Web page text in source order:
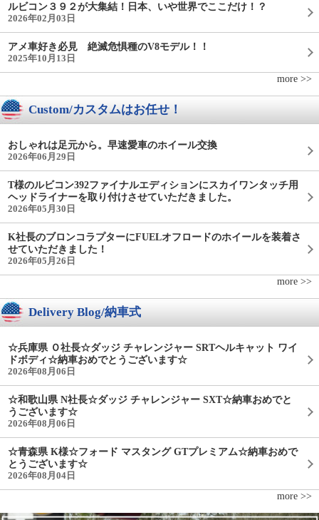
ルビコン３９２が大集結！日本、いや世界でここだけ！？
2026年02月03日
アメ車好き必見 絶滅危惧種のV8モデル！！
2025年10月13日
more >>
Custom/カスタムはお任せ！
おしゃれは足元から。早速愛車のホイール交換
2026年06月29日
T様のルビコン392ファイナルエディションにスカイワンタッチ用
ヘッドライナーを取り付けさせていただきました。
2026年05月30日
K社長のブロンコラプターにFUELオフロードのホイールを装着さ
せていただきました！
2026年05月26日
more >>
Delivery Blog/納車式
☆兵庫県 Ｏ社長☆ダッジ チャレンジャー SRTヘルキャット ワイ
ドボディ☆納車おめでとうございます☆
2026年08月06日
☆和歌山県 N社長☆ダッジ チャレンジャー SXT☆納車おめでと
うございます☆
2026年08月06日
☆青森県 K様☆フォード マスタング GTプレミアム☆納車おめで
とうございます☆
2026年08月04日
more >>